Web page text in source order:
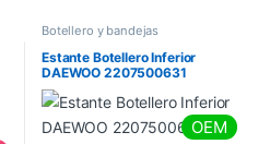
Botellero y bandejas
Estante Botellero Inferior
DAEWOO 2207500631
OEM